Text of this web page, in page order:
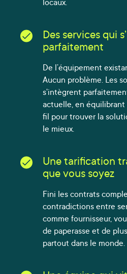
locaux.
Des services qui
parfaitement
De l’équipement
Aucun problème. Les
s'intègrent
actuelle, en
fil pour trouver la
le mieux.
Une tarification
que vous soyez
Fini les contrats
contradictions entre
comme fournisseur,
de paperasse et de
partout dans le monde.